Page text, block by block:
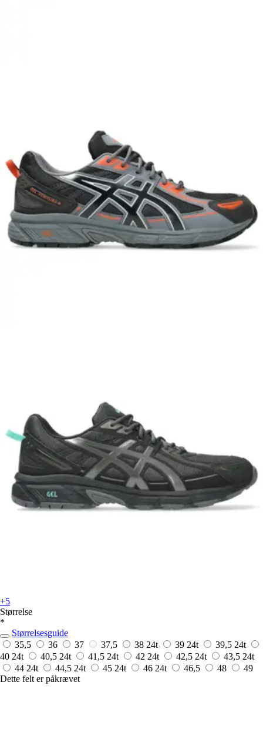
+5
Størrelse
*
Størrelsesguide
35,5
36 37 37,5 38 24t 39 24t 39,5 24t
40 24t 40,5 24t 41,5 24t 42 24t 42,5 24t 43,5 24t
44 24t 44,5 24t 45 24t 46 24t 46,5 48
49
Dette felt er påkrævet